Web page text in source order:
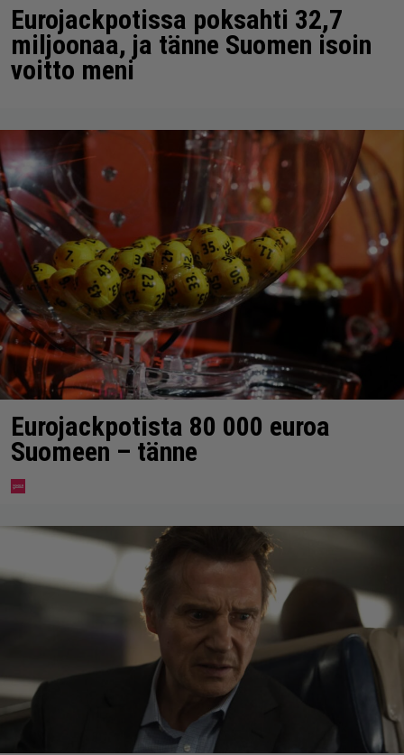
Eurojackpotissa poksahti 32,7
miljoonaa, ja tänne Suomen isoin
voitto meni
Eurojackpotista 80 000 euroa
Suomeen – tänne